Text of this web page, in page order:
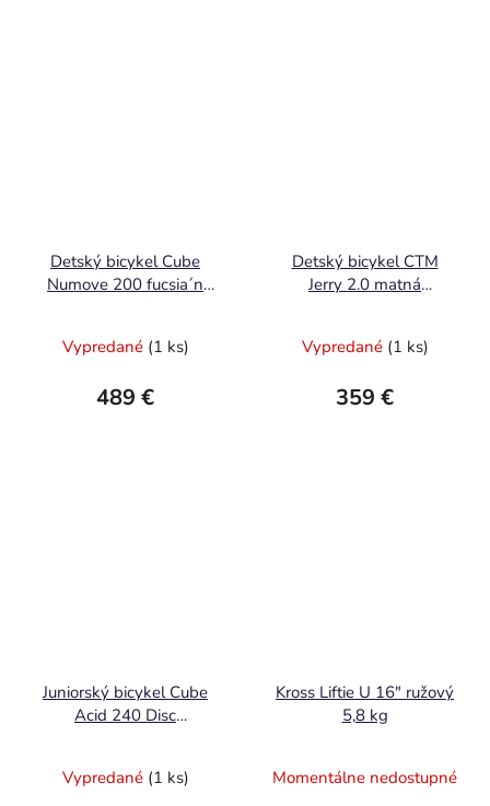
Detský bicykel Cube
Numove 200 fucsia´n
Vypredané (1 ks)
489 €
Detský bicykel CTM
Jerry 2.0 matná
Vypredané (1 ks)
359 €
Juniorský bicykel Cube
Acid 240 Disc
Vypredané (1 ks)
Kross Liftie U 16" ružový
5,8 kg
Momentálne nedostupné